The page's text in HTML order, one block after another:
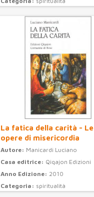
La fatica della carità - Le
opere di misericordia
Autore: Manicardi Luciano
Casa editrice: Qiqajon Edizioni
Anno Edizione: 2010
Categoria: spiritualità